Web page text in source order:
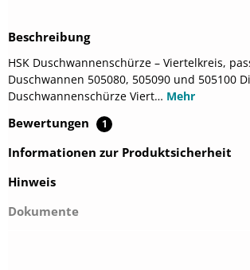
Beschreibung
HSK Duschwannenschürze – Viertelkreis,
Duschwannen 505080, 505090 und 505100
Duschwannenschürze Viert… Mehr
Bewertungen 1
Informationen zur Produktsicherheit
Hinweis
Dokumente